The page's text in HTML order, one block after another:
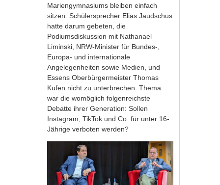
Mariengymnasiums bleiben einfach
sitzen. Schülersprecher Elias Jaudschus
hatte darum gebeten, die
Podiumsdiskussion mit Nathanael
Liminski, NRW-Minister für Bundes-,
Europa- und internationale
Angelegenheiten sowie Medien, und
Essens Oberbürgermeister Thomas
Kufen nicht zu unterbrechen. Thema
war die womöglich folgenreichste
Debatte ihrer Generation: Sollen
Instagram, TikTok und Co. für unter 16-
Jährige verboten werden?